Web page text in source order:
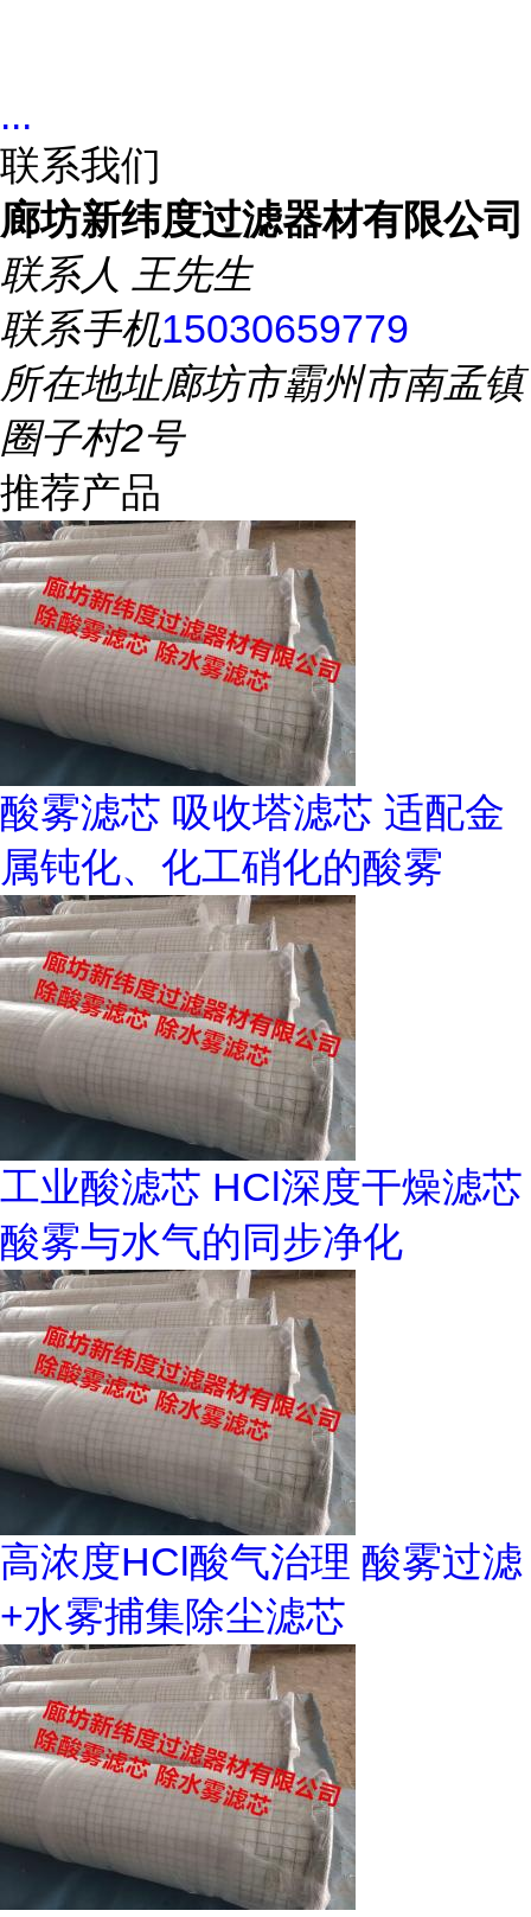
...
联系我们
廊坊新纬度过滤器材有限公司
联系人 王先生
联系手机15030659779
所在地址廊坊市霸州市南孟镇
圈子村2号
推荐产品
酸雾滤芯 吸收塔滤芯 适配金
属钝化、化工硝化的酸雾
工业酸滤芯 HCl深度干燥滤芯
酸雾与水气的同步净化
高浓度HCl酸气治理 酸雾过滤
+水雾捕集除尘滤芯